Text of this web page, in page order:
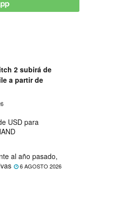
2 subirá de
a partir de
USD para
al año pasado,
6 AGOSTO 2026